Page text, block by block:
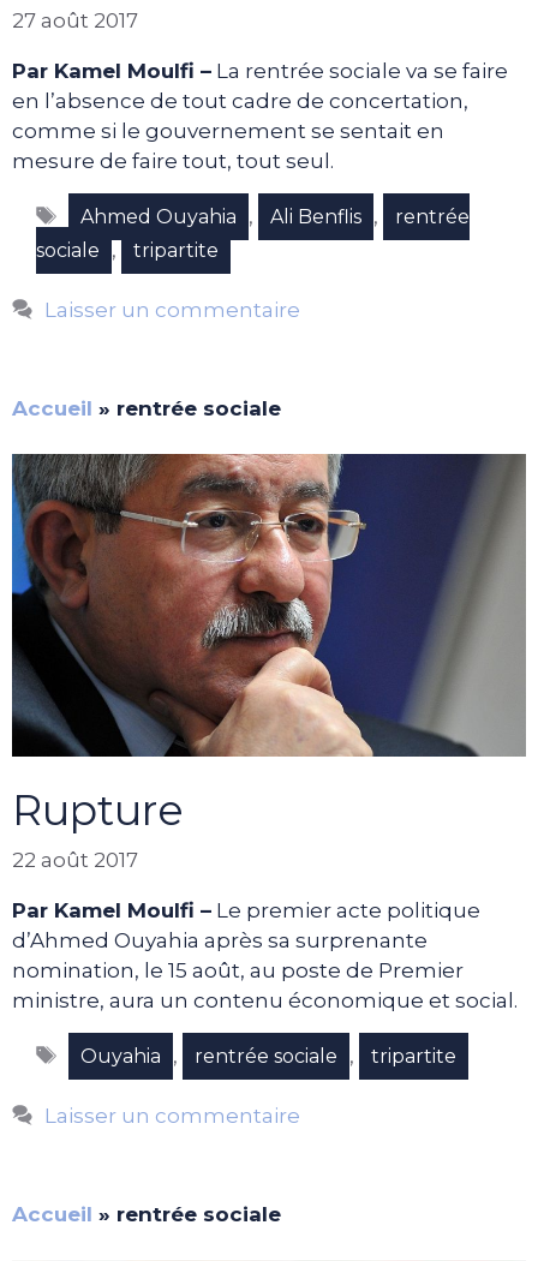
27 août 2017
Par Kamel Moulfi – La rentrée sociale va se faire
en l’absence de tout cadre de concertation,
comme si le gouvernement se sentait en
mesure de faire tout, tout seul.
Étiquettes
Ahmed Ouyahia , Ali Benflis ,
rentrée
sociale
, tripartite
Laisser un commentaire
Accueil » rentrée sociale
Rupture
22 août 2017
Par Kamel Moulfi – Le premier acte politique
d’Ahmed Ouyahia après sa surprenante
nomination, le 15 août, au poste de Premier
ministre, aura un contenu économique et social.
Étiquettes
Ouyahia , rentrée sociale , tripartite
Laisser un commentaire
Accueil » rentrée sociale